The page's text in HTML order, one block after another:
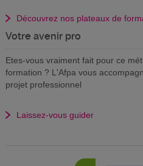
Découvrez nos plateaux de
Votre avenir pro
Etes-vous vraiment fait pour ce
formation ? L'Afpa vous
projet professionnel
Laissez-vous guider